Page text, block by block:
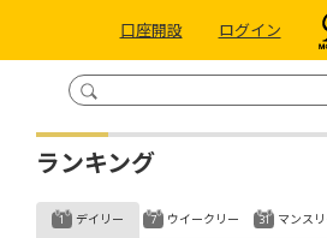
口座開設 ログイン
ランキング
デイリー ウイークリー マンス